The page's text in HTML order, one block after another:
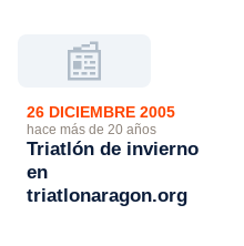
📰
26 DICIEMBRE 2005
hace más de 20 años
Triatlón de invierno
en
triatlonaragon.org